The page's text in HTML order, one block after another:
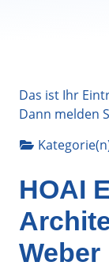
Das ist Ihr
Dann melden
HOAI
Weber